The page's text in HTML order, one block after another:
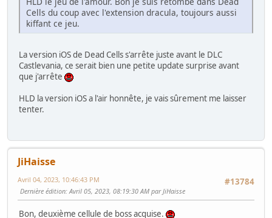
Cells du coup avec l'extension dracula, toujours aussi
kiffant ce jeu.
La version iOS de Dead Cells s'arrête juste avant le DLC
Castlevania, ce serait bien une petite update surprise avant
que j'arrête
HLD la version iOS a l'air honnête, je vais sûrement me laisser
tenter.
JiHaisse
#13784
Avril 04, 2023, 10:46:43 PM
Dernière édition: Avril 05, 2023, 08:19:30 AM par JiHaisse
Bon, deuxième cellule de boss acquise.